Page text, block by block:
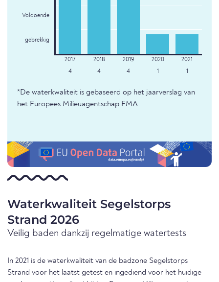
Voldoende
gebrekkig
4 4 4 1 1
*De waterkwaliteit is gebaseerd op het jaarverslag van
het Europees Milieuagentschap EMA.
Waterkwaliteit Segelstorps
Strand 2026
Veilig baden dankzij regelmatige watertests
In 2021 is de waterkwaliteit van de badzone Segelstorps
Strand voor het laatst getest en ingediend voor het huidige